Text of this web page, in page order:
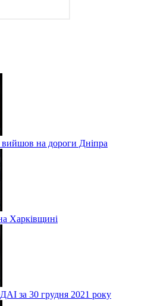
на дороги Дніпра
Харківщині
за 30 грудня 2021 року